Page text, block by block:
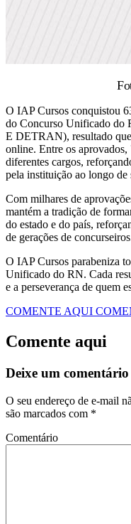
O IAP Cursos conquistou
do Concurso Unificado do
E DETRAN), resultado
online. Entre os
diferentes cargos,
pela instituição ao longo de
Com milhares de
mantém a tradição de
do estado e do país,
de gerações de
O IAP Cursos parabeniza
Unificado do RN. Cada
e a perseverança de quem
COMENTE AQUI
Comente aqui
Deixe um comentário
O seu endereço de e-mail
são marcados com *
Comentário